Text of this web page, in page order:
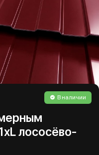
В наличии
лососёво-